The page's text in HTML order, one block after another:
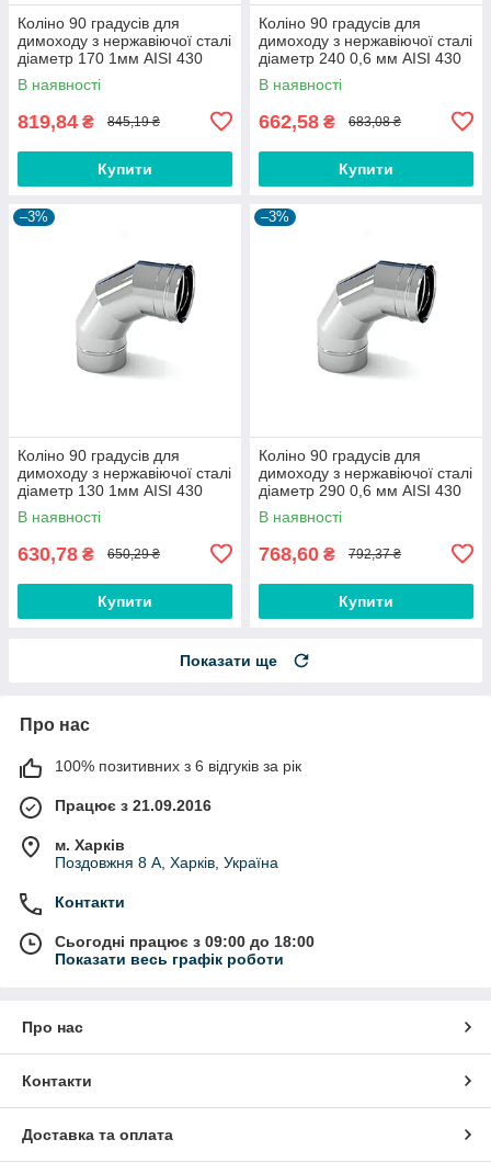
Коліно 90 градусів для
димоходу з нержавіючої сталі
діаметр 170 1мм AISI 430
В наявності
819,84 ₴ 845,19 ₴
Купити
Коліно 90 градусів для
димоходу з нержавіючої сталі
діаметр 240 0,6 мм AISI 430
В наявності
662,58 ₴ 683,08 ₴
Купити
–3%
Коліно 90 градусів для
димоходу з нержавіючої сталі
діаметр 130 1мм AISI 430
В наявності
630,78 ₴ 650,29 ₴
Купити
–3%
Коліно 90 градусів для
димоходу з нержавіючої сталі
діаметр 290 0,6 мм AISI 430
В наявності
768,60 ₴ 792,37 ₴
Купити
Показати ще
Про нас
100% позитивних з 6 відгуків за рік
Працює з 21.09.2016
м. Харків
Поздовжня 8 А, Харків, Україна
Контакти
Сьогодні працює з 09:00 до 18:00
Показати весь графік роботи
Про нас
Контакти
Доставка та оплата